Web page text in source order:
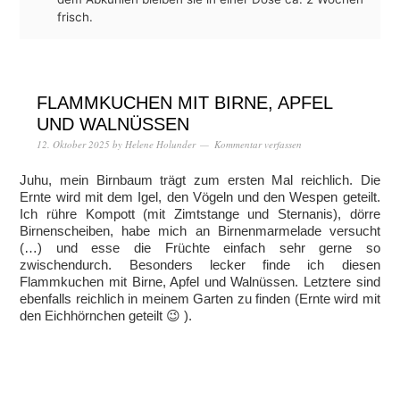
frisch.
FLAMMKUCHEN MIT BIRNE, APFEL
UND WALNÜSSEN
12. Oktober 2025 by Helene Holunder Kommentar verfassen
Juhu, mein Birnbaum trägt zum ersten Mal reichlich. Die
Ernte wird mit dem Igel, den Vögeln und den Wespen geteilt.
Ich rühre Kompott (mit Zimtstange und Sternanis), dörre
Birnenscheiben, habe mich an Birnenmarmelade versucht
(…) und esse die Früchte einfach sehr gerne so
zwischendurch. Besonders lecker finde ich diesen
Flammkuchen mit Birne, Apfel und Walnüssen. Letztere sind
ebenfalls reichlich in meinem Garten zu finden (Ernte wird mit
den Eichhörnchen geteilt 😉 ).